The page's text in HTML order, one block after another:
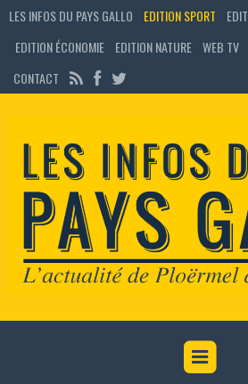
LES INFOS DU PAYS GALLO EDITION SPORT
EDITION ÉCONOMIE
EDITION NATURE WEB TV
CONTACT